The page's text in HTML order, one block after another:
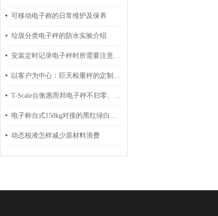
可移动电子称的日常维护及保养
垃圾分类电子秤的防水实验介绍
安装定时记录电子秤时所需要注意的要点介绍
以客户为中心：巨天检重秤的定制化解决方案与服务支持
T-Scale台衡惠而邦电子秤不归零、称重量不准及不开机故障原因
电子称台式150kg对接的黑红绿白怎样接
动态校准怎样减少原材料浪费